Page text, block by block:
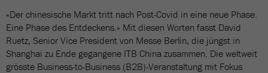
«Der chinesische Markt tritt nach Post-Covid in eine neue Phase.
Eine Phase des Entdeckens.» Mit diesen Worten fasst David
Ruetz, Senior Vice President von Messe Berlin, die jüngst in
Shanghai zu Ende gegangene ITB China zusammen. Die weltweit
grösste Business-to-Business (B2B)-Veranstaltung mit Fokus